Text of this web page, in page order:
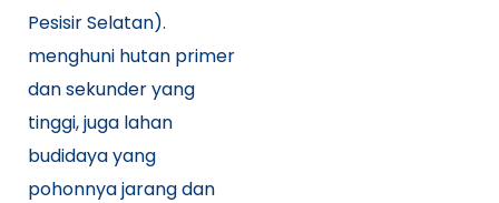
Pesisir Selatan).
menghuni hutan primer
dan sekunder yang
tinggi, juga lahan
budidaya yang
pohonnya jarang dan